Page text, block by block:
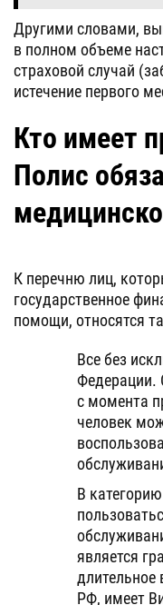
Другими словами,
в полном объеме
страховой случай
истечение первого
Кто имеет
Полис
К перечню лиц,
государственное
помощи, относятся
Все без
Федерации.
с момента
человек
В
является
длительное
РФ, имеет